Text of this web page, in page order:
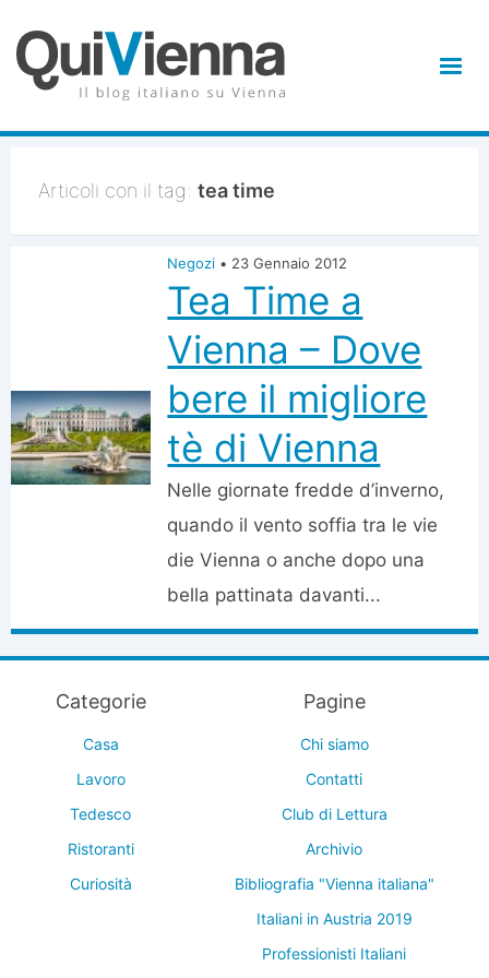
Articoli con il tag: tea time
Negozi • 23 Gennaio 2012
Tea Time a
Vienna – Dove
bere il migliore
tè di Vienna
Nelle giornate fredde d’inverno,
quando il vento soffia tra le vie
die Vienna o anche dopo una
bella pattinata davanti...
Categorie
Casa
Lavoro
Tedesco
Ristoranti
Curiosità
Pagine
Chi siamo
Contatti
Club di Lettura
Archivio
Bibliografia "Vienna italiana"
Italiani in Austria 2019
Professionisti Italiani